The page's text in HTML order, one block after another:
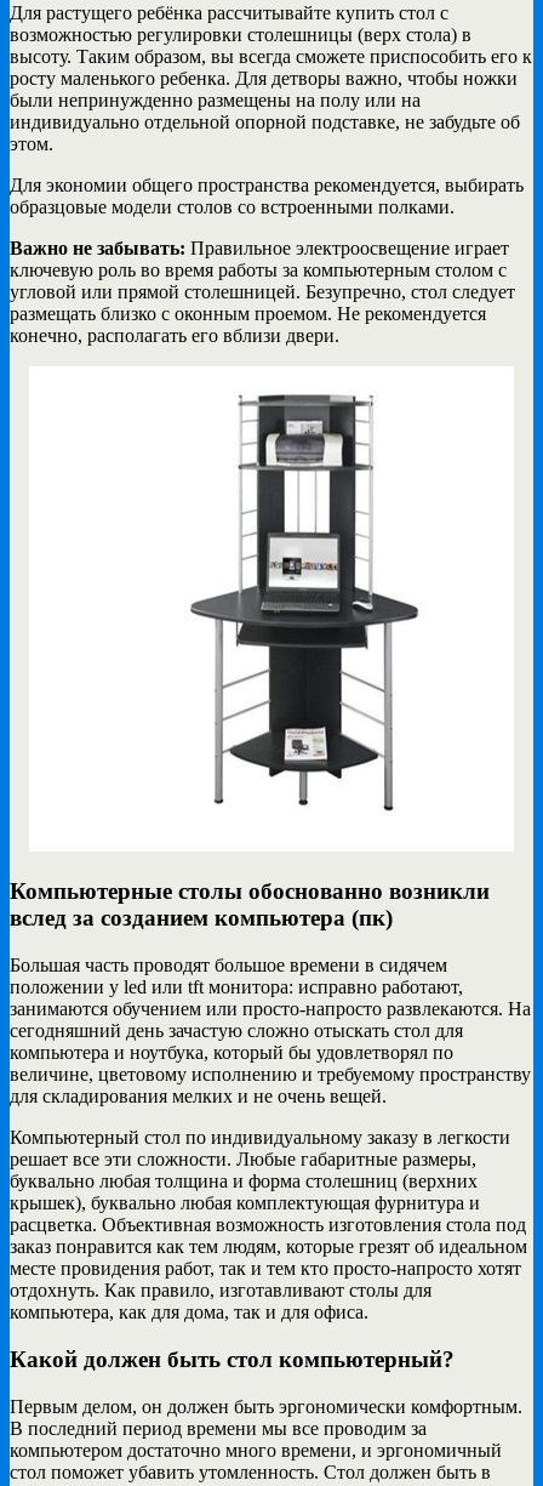
Для растущего ребёнка рассчитывайте купить стол с
возможностью регулировки столешницы (верх стола) в
высоту. Таким образом, вы всегда сможете приспособить его к
росту маленького ребенка. Для детворы важно, чтобы ножки
были непринужденно размещены на полу или на
индивидуально отдельной опорной подставке, не забудьте об
этом.
Для экономии общего пространства рекомендуется, выбирать
образцовые модели столов со встроенными полками.
Важно не забывать: Правильное электроосвещение играет
ключевую роль во время работы за компьютерным столом с
угловой или прямой столешницей. Безупречно, стол следует
размещать близко с оконным проемом. Не рекомендуется
конечно, располагать его вблизи двери.
Компьютерные столы обоснованно возникли
вслед за созданием компьютера (пк)
Большая часть проводят большое времени в сидячем
положении у led или tft монитора: исправно работают,
занимаются обучением или просто-напросто развлекаются. На
сегодняшний день зачастую сложно отыскать стол для
компьютера и ноутбука, который бы удовлетворял по
величине, цветовому исполнению и требуемому пространству
для складирования мелких и не очень вещей.
Компьютерный стол по индивидуальному заказу в легкости
решает все эти сложности. Любые габаритные размеры,
буквально любая толщина и форма столешниц (верхних
крышек), буквально любая комплектующая фурнитура и
расцветка. Объективная возможность изготовления стола под
заказ понравится как тем людям, которые грезят об идеальном
месте провидения работ, так и тем кто просто-напросто хотят
отдохнуть. Как правило, изготавливают столы для
компьютера, как для дома, так и для офиса.
Какой должен быть стол компьютерный?
Первым делом, он должен быть эргономически комфортным.
В последний период времени мы все проводим за
компьютером достаточно много времени, и эргономичный
стол поможет убавить утомленность. Стол должен быть в